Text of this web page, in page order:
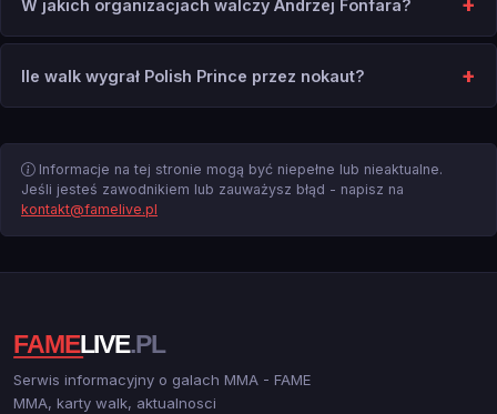
W jakich organizacjach walczy Andrzej Fonfara?
Ile walk wygrał Polish Prince przez nokaut?
Informacje na tej stronie mogą być niepełne lub nieaktualne.
Jeśli jesteś zawodnikiem lub zauważysz błąd - napisz na
kontakt@famelive.pl
Serwis informacyjny o galach MMA - FAME
MMA, karty walk, aktualnosci